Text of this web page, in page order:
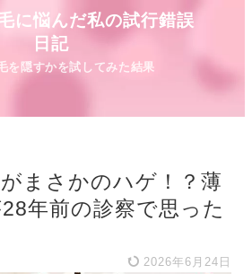
に悩んだ私の試行錯誤
日記
まさかのハゲ！？薄
年前の診察で思った
2026年6月24日